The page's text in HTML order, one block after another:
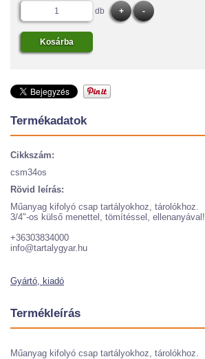
db
Termékadatok
Cikkszám:
csm34os
Rövid leírás:
Műanyag kifolyó csap tartályokhoz, tárolókhoz.
3/4"-os külső menettel, tömítéssel, ellenanyával!
+36303834000
info@tartalygyar.hu
Gyártó, kiadó
Termékleírás
Műanyag kifolyó csap tartályokhoz, tárolókhoz.